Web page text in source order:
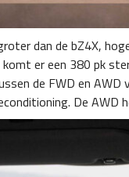
dan de bZ4X,
er een 380 pk
de FWD en
De AWD